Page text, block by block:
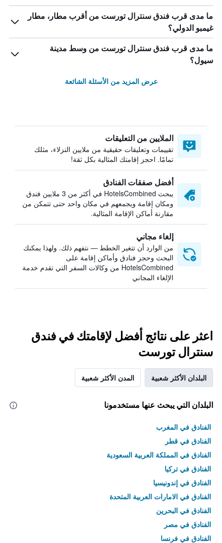
ما مدى قرب فندق سنترال تورست من أقرب مطار، مطار
غيمبو الدولي؟
ما مدى قرب فندق سنترال تورست من وسط مدينة
سيول؟
عرض المزيد من الأسئلة الشائعة
الملايين من التعليقات
تقييمات وتعليقات حقيقية من ملايين النزلاء، مثلك
تمامًا. احجز إقامتك المثالية بكل ثقة!
أفضل صفقات الفنادق
يبحث HotelsCombined في أكثر من 3 ملايين فندق
ومكان إقامة ويجمعهم في مكان واحد حتى تتمكن من
مقارنة أماكن الإقامة المثالية.
إلغاء مجاني
من الوارد أن تتغير الخطط — نتفهم ذلك. ولهذا يمكنك
البحث وحجز فنادق وأماكن إقامة على
HotelsCombined من وكالات السفر التي تقدم خدمة
الإلغاء المجاني
اعثر على نتائج أفضل لإقامتك في فندق
سنترال تورست
البلدان الأكثر شعبية المدن الأكثر شعبية
البلدان التي يبحث عنها مستخدمونا
الفنادق في المغرب
الفنادق في قطر
الفنادق في المملكة العربية السعودية
الفنادق في تركيا
الفنادق في إندونيسيا
الفنادق في الامارات العربية المتحدة
الفنادق في البحرين
الفنادق في مصر
الفنادق في فرنسا